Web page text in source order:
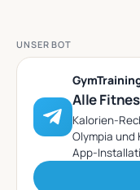
UNSER BOT
Alle
Kalorien-
Olympia
App-